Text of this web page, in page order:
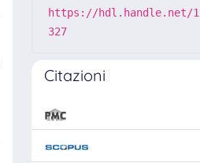
https://hdl.handle.net/
327
Citazioni